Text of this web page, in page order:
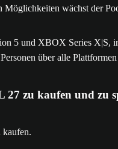
Möglichkeiten wächst der
5 und XBOX Series X|S,
über alle
zu kaufen und zu